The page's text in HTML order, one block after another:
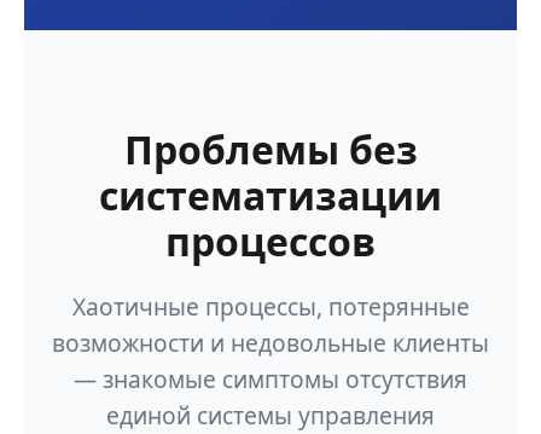
Проблемы без
систематизации
процессов
Хаотичные процессы, потерянные
возможности и недовольные клиенты
— знакомые симптомы отсутствия
единой системы управления